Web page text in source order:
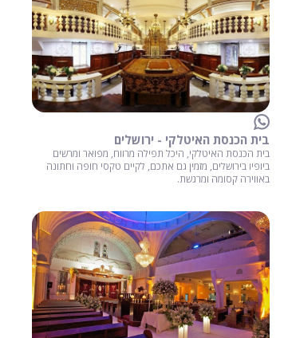
בית הכנסת האיטלקי - ירושלים
בית הכנסת האיטלקי, היכל תפילה מרווח, מפואר ומרשים
ביופיו בירושלים, מזמין גם אתכם, לקיים טקסי חופה וחתונה
באווירה קסומה ומרגשת.